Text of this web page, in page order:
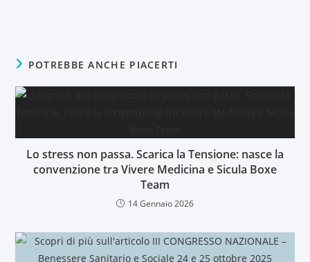
POTREBBE ANCHE PIACERTI
Lo stress non passa. Scarica la Tensione: nasce la
convenzione tra Vivere Medicina e Sicula Boxe
Team
14 Gennaio 2026